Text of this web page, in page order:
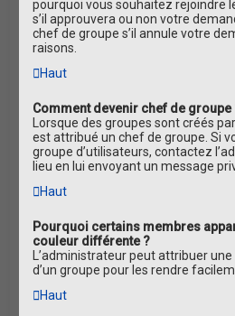
pourquoi vous souhaitez rejoindre
s’il approuvera ou non votre
chef de groupe s’il annule votre
raisons.
Haut
Comment devenir chef de groupe
Lorsque des groupes sont créés
est attribué un chef de groupe. Si
groupe d’utilisateurs, contactez
lieu en lui envoyant un message
Haut
Pourquoi certains membres
couleur différente ?
L’administrateur peut attribuer
d’un groupe pour les rendre
Haut